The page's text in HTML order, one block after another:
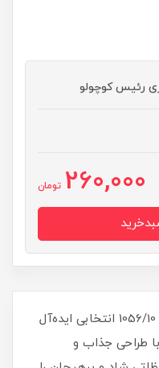
رئیس کوچولو
260,000 تومان
پاپایت گیم چراغدار کوچک جوجه 1056/10 انتخابی ایده‌آل
طراحی جذاب و